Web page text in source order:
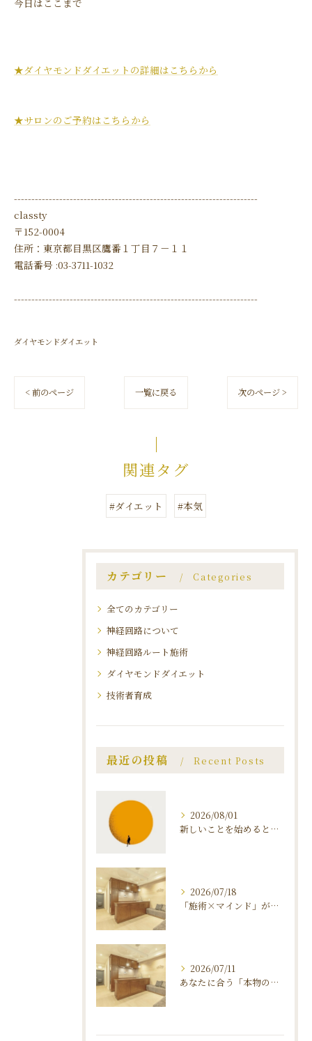
今日はここまで
★ダイヤモンドダイエットの詳細はこちらから
★サロンのご予約はこちらから
----------------------------------------------------------------------
classty
〒152-0004
住所：東京都目黒区鷹番１丁目７－１１
電話番号 :03-3711-1032
----------------------------------------------------------------------
ダイヤモンドダイエット
< 前のページ 一覧に戻る 次のページ >
関連タグ
#ダイエット #本気
カテゴリー Categories
全てのカテゴリー
神経回路について
神経回路ルート施術
ダイヤモンドダイエット
技術者育成
最近の投稿 Recent Posts
2026/08/01
新しいことを始めると、 不安と恐怖が襲ってくる理由 〜マインドを知ることがダイエット 成功のカギ〜
2026/07/18
「施術×マインド」が叶える、ダイヤモンドダイエットの秘密
2026/07/11
あなたに合う「本物のエステサロン」の見つけ方